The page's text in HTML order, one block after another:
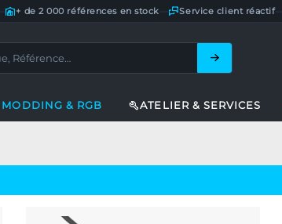
+ de 2 000 références en stock Service client réactif—
MODDING & RGB ATELIER & SERVICES